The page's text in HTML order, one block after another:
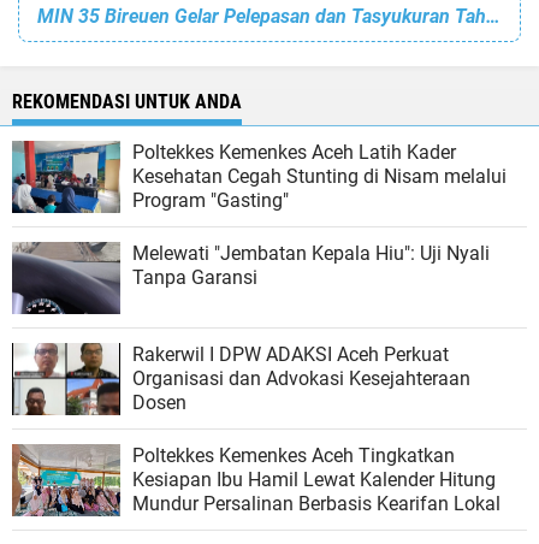
MIN 35 Bireuen Gelar Pelepasan dan Tasyukuran Tahfidh Qur'an Siswa Kelas 6 Angkatan X
REKOMENDASI UNTUK ANDA
Poltekkes Kemenkes Aceh Latih Kader
Kesehatan Cegah Stunting di Nisam melalui
Program "Gasting"
Melewati "Jembatan Kepala Hiu": Uji Nyali
Tanpa Garansi
Rakerwil I DPW ADAKSI Aceh Perkuat
Organisasi dan Advokasi Kesejahteraan
Dosen
Poltekkes Kemenkes Aceh Tingkatkan
Kesiapan Ibu Hamil Lewat Kalender Hitung
Mundur Persalinan Berbasis Kearifan Lokal